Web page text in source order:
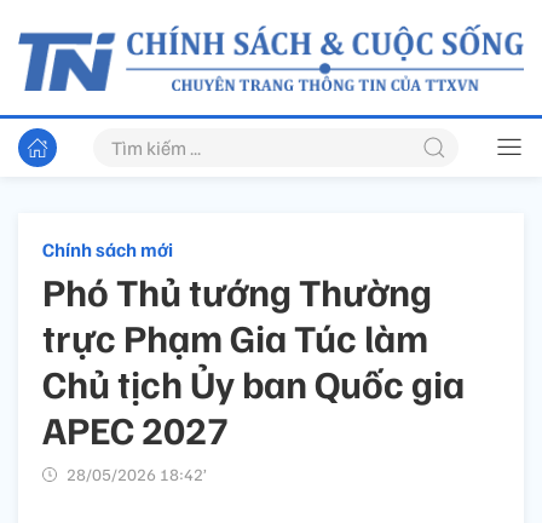
Chính sách mới
Phó Thủ tướng Thường
trực Phạm Gia Túc làm
Chủ tịch Ủy ban Quốc gia
APEC 2027
28/05/2026 18:42’